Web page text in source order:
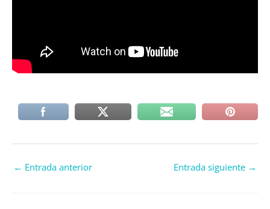
← Entrada anterior Entrada siguiente →